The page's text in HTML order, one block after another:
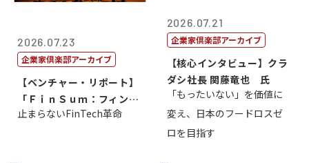
2026.07.23
企業家倶楽部アーカイブ
【ベンチャー・リポート】
「ＦｉｎＳｕｍ：フィンテ
ック・サミッ...
止まらないFinTech革命
2026.07.21
企業家倶楽部アーカイブ
【核心インタビュー】クラ
ダシ社長 関藤竜也 氏
「もったいない」を価値に
変え、日本のフードロスゼ
ロを目指す